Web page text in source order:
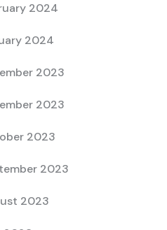
2024
2024
2023
2023
2023
2023
2023